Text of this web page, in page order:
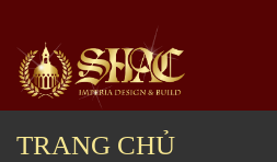
content
TRANG CHỦ